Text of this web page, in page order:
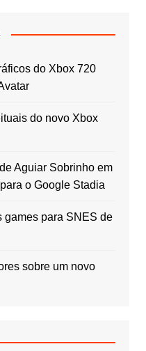
do Xbox 720
do novo Xbox
Aguiar Sobrinhoem
o Google Stadia
games para SNES de
sobre um novo